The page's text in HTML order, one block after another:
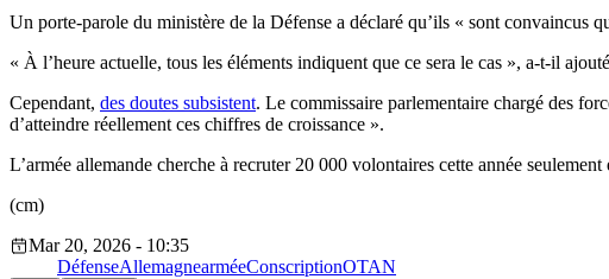
Un porte-parole du ministère de la Défense a déclaré qu’ils « sont convaincus
« À l’heure actuelle, tous les éléments indiquent que ce sera le cas », a-t-il
Cependant, des doutes subsistent. Le commissaire parlementaire chargé des
d’atteindre réellement ces chiffres de croissance ».
L’armée allemande cherche à recruter 20 000 volontaires cette année
(cm)
Mar 20, 2026 - 10:35
DéfenseAllemagnearméeConscriptionOTAN